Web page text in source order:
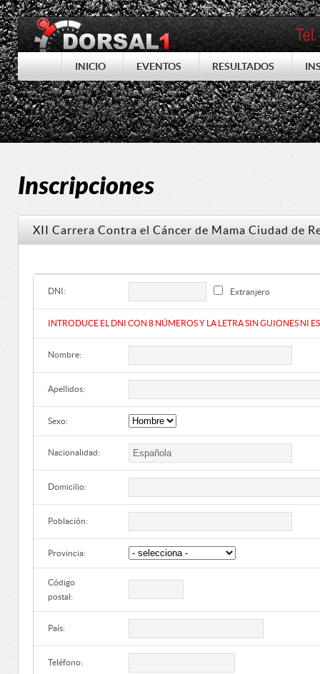
INICIO EVENTOS RESULTADOS
Inscripciones
XII Carrera Contra el Cáncer de Mama Ciudad de
DNI: Extranjero
INTRODUCE EL DNI CON 8 NÚMEROS Y LA LETRA SIN GUIONES NI
Nombre:
Apellidos:
Sexo:
Nacionalidad:
Domicilio:
Población:
Provincia:
Código
postal:
País:
Teléfono: